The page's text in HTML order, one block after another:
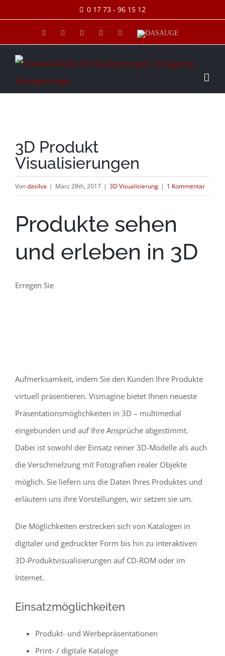
content
0 17 73 - 96 15 12
FacebookXing
E-
Skype PinterestDASAUGE
3D Produkt
Visualisierungen
Vondasilva | März 28th, 2017 | 3D Visualisierung | 1 Kommentar
Produkte sehen
und erleben in 3D
Erregen Sie
Aufmerksamkeit, indem Sie den Kunden Ihre Produkte
virtuell präsentieren. Vismagine bietet Ihnen neueste
Präsentationsmöglichkeiten in 3D – multimedial
eingebunden und auf Ihre Ansprüche abgestimmt.
Dabei ist sowohl der Einsatz reiner 3D-Modelle als auch
die Verschmelzung mit Fotografien realer Objekte
möglich. Sie liefern uns die Daten Ihres Produktes und
erläutern uns ihre Vorstellungen, wir setzen sie um.
Die Möglichkeiten erstrecken sich von Katalogen in
digitaler und gedruckter Form bis hin zu interaktiven
3D-Produktvisualisierungen auf CD-ROM oder im
Internet.
Einsatzmöglichkeiten
Produkt- und Werbepräsentationen
Print- / digitale Kataloge